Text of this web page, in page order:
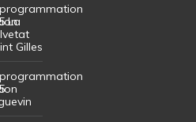
La
Gilles